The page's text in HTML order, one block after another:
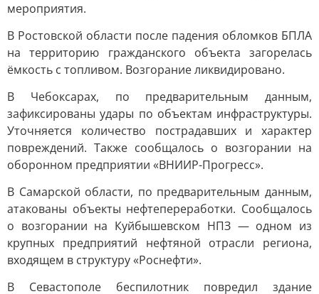
мероприятия.
В Ростовской области после падения обломков БПЛА
на территорию гражданского объекта загорелась
ёмкость с топливом. Возгорание ликвидировано.
В Чебоксарах, по предварительным данным,
зафиксированы удары по объектам инфраструктуры.
Уточняется количество пострадавших и характер
повреждений. Также сообщалось о возгорании на
оборонном предприятии «ВНИИР-Прогресс».
В Самарской области, по предварительным данным,
атакованы объекты нефтепереработки. Сообщалось
о возгорании на Куйбышевском НПЗ — одном из
крупных предприятий нефтяной отрасли региона,
входящем в структуру «Роснефти».
В Севастополе беспилотник повредил здание